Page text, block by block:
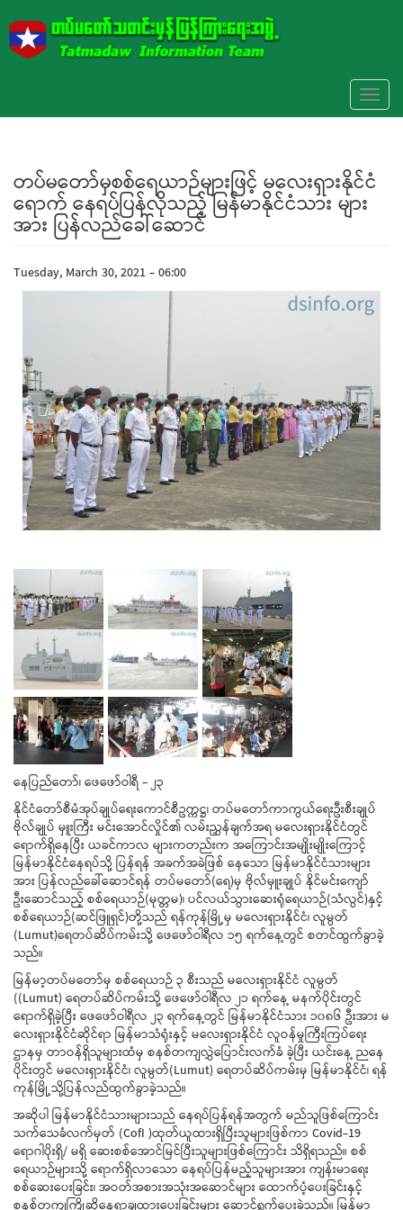
တပ်မတော်မှစစ်ရေယာဉ်များဖြင့် မလေးရှားနိုင်ငံ
ရောက် နေရပ်ပြန်လိုသည့် မြန်မာနိုင်ငံသား များ
အား ပြန်လည်ခေါ်ဆောင်
Tuesday, March 30, 2021 - 06:00
နေပြည်တော်၊ ဖေဖော်ဝါရီ - ၂၃
နိုင်ငံတော်စီမံအုပ်ချုပ်ရေးကောင်စီဥက္ကဋ္ဌ၊ တပ်မတော်ကာကွယ်ရေးဦးစီးချုပ်
ဗိုလ်ချုပ် မှူးကြီး မင်းအောင်လှိုင်၏ လမ်းညွှန်ချက်အရ မလေးရှားနိုင်ငံတွင်
ရောက်ရှိနေပြီး ယခင်ကာလ များကတည်းက အကြောင်းအမျိုးမျိုးကြောင့်
မြန်မာနိုင်ငံနေရပ်သို့ ပြန်ရန် အခက်အခဲဖြစ် နေသော မြန်မာနိုင်ငံသားများ
အား ပြန်လည်ခေါ်ဆောင်ရန် တပ်မတော်(ရေ)မှ ဗိုလ်မှူးချုပ် နိုင်မင်းကျော်
ဦးဆောင်သည့် စစ်ရေယာဉ်(မုတ္တမ)၊ ပင်လယ်သွားဆေးရုံရေယာဉ်(သံလွင်)နှင့်
စစ်ရေယာဉ်(ဆင်ဖြူရှင်)တို့သည် ရန်ကုန်မြို့မှ မလေးရှားနိုင်ငံ၊ လူမွတ်
(Lumut)ရေတပ်ဆိပ်ကမ်းသို့ ဖေဖော်ဝါရီလ ၁၅ ရက်နေ့တွင် စတင်ထွက်ခွာခဲ့
သည်။
မြန်မာ့တပ်မတော်မှ စစ်ရေယာဉ် ၃ စီးသည် မလေးရှားနိုင်ငံ လူမွတ်
((Lumut) ရေတပ်ဆိပ်ကမ်းသို့ ဖေဖော်ဝါရီလ ၂၁ ရက်နေ့ မနက်ပိုင်းတွင်
ရောက်ရှိခဲ့ပြီး ဖေဖော်ဝါရီလ ၂၃ ရက်နေ့တွင် မြန်မာနိုင်ငံသား ၁၀၈၆ ဦးအား မ
လေးရှားနိုင်ငံဆိုင်ရာ မြန်မာသံရုံးနှင့် မလေးရှားနိုင်ငံ လူဝန်မှုကြီးကြပ်ရေး
ဌာနမှ တာဝန်ရှိသူများထံမှ စနစ်တကျလွှဲပြောင်းလက်ခံ ခဲ့ပြီး ယင်းနေ့ ညနေ
ပိုင်းတွင် မလေးရှားနိုင်ငံ၊ လူမွတ်(Lumut) ရေတပ်ဆိပ်ကမ်းမှ မြန်မာနိုင်ငံ၊ ရန်
ကုန်မြို့သို့ပြန်လည်ထွက်ခွာခဲ့သည်။
အဆိုပါ မြန်မာနိုင်ငံသားများသည် နေရပ်ပြန်ရန်အတွက် မည်သူဖြစ်ကြောင်း
သက်သေခံလက်မှတ် (CofI )ထုတ်ယူထားရှိပြီးသူများဖြစ်ကာ Covid-19
ရောဂါပိုးရှိ/ မရှိ ဆေးစစ်အောင်မြင်ပြီးသူများဖြစ်ကြောင်း သိရှိရသည်။ စစ်
ရေယာဉ်များသို့ ရောက်ရှိလာသော နေရပ်ပြန်မည့်သူများအား ကျန်းမာရေး
စစ်ဆေးပေးခြင်း၊ အဝတ်အစားအသုံးအဆောင်များ ထောက်ပံ့ပေးခြင်းနှင့်
စနစ်တကျကြိုဆိုနေရာချထားပေးခြင်းများ ဆောင်ရွက်ပေးခဲ့သည်။ မြန်မာ့